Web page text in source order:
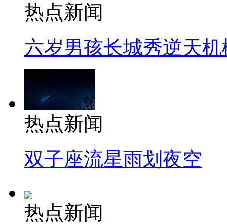
热点新闻
六岁男孩长城秀逆天机
热点新闻
双子座流星雨划夜空
热点新闻